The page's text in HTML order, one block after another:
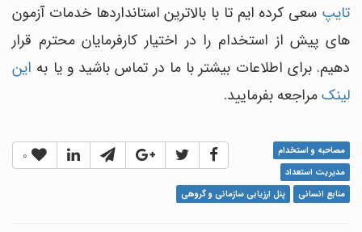
تایپ سعی کرده ایم تا با بالاترین استانداردها خدمات آزمون
های پیش از استخدام را در اختیار کارفرمایان محترم قرار
دهیم. برای اطلاعات بیشتر با ما در تماس باشید و یا به این
لینکمراجعه بفرمایید.
0
مصاحبه و استخدام
مدیریت استعداد
منابع انسانی
پنل ارزیابی سازمانی و گروهی